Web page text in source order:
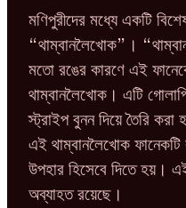
মণিপুরীদের মধ্যে একটি
“থাম্বানলৈখোক”।
মতো রঙের কারণে এই
থাম্বানলৈখোক। এটি
স্ট্রাইপ বুনন দিয়ে তৈরি করা
এই থাম্বানলৈখোক
উপহার হিসেবে দিতে হয়।
অব্যাহত রয়েছে।